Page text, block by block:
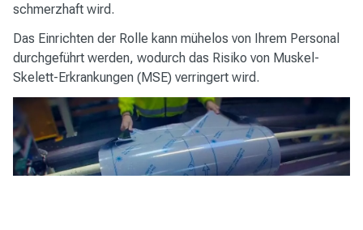
schmerzhaft wird.
Das Einrichten der Rolle kann mühelos von Ihrem Personal
durchgeführt werden, wodurch das Risiko von Muskel-
Skelett-Erkrankungen (MSE) verringert wird.